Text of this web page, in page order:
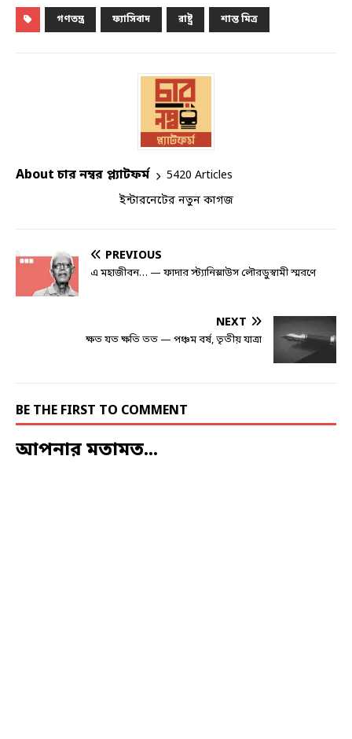
গণতন্ত্র ফ্যাসিবাদ রাষ্ট্র শান্ত মিত্র
About চার নম্বর প্ল্যাটফর্ম
5420 Articles
ইন্টারনেটের নতুন কাগজ
PREVIOUS
এ মহাজীবন… — ফাদার স্ট্যানিস্লাউস লৌরডুস্বামী স্মরণে
NEXT
ক্ষত যত ক্ষতি তত — পঞ্চম বর্ষ, তৃতীয় যাত্রা
BE THE FIRST TO COMMENT
আপনার মতামত...